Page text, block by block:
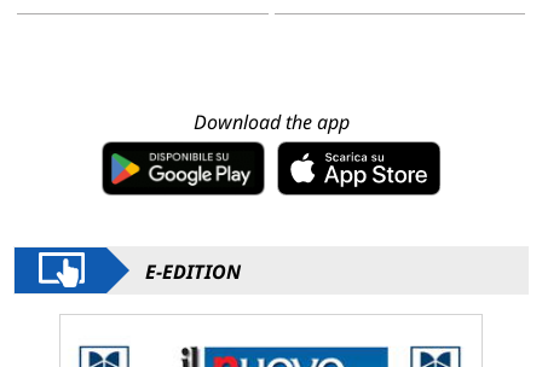
Download the app
E-EDITION